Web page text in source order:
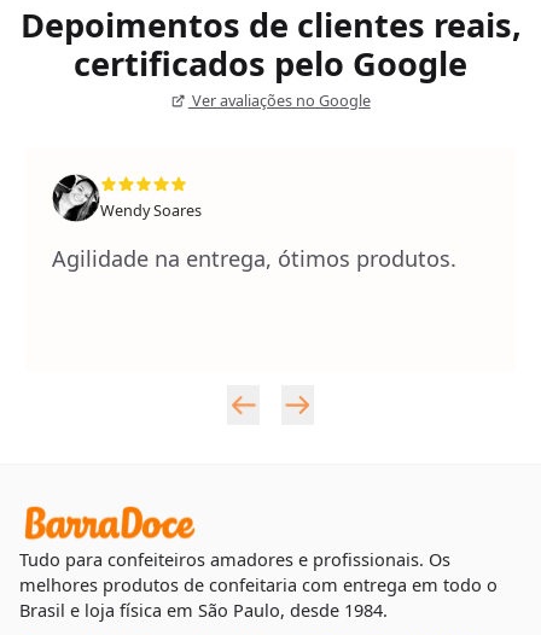
Depoimentos de clientes reais,
certificados pelo Google
Ver avaliações no Google
Wendy Soares
Agilidade na entrega, ótimos produtos.
Tudo para confeiteiros amadores e profissionais. Os
melhores produtos de confeitaria com entrega em todo o
Brasil e loja física em São Paulo, desde 1984.